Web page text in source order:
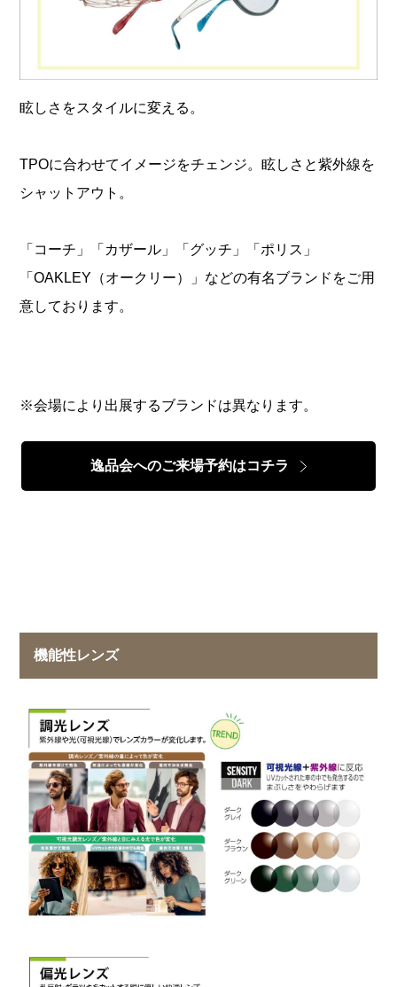
眩しさをスタイルに変える。
TPOに合わせてイメージをチェンジ。眩しさと紫外線を
シャットアウト。
「コーチ」「カザール」「グッチ」「ポリス」
「OAKLEY（オークリー）」などの有名ブランドをご用
意しております。
※会場により出展するブランドは異なります。
逸品会へのご来場予約はコチラ
機能性レンズ